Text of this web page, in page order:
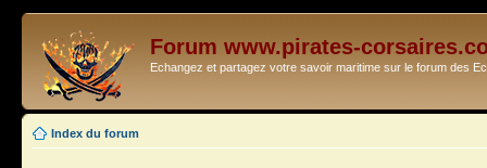
Forum www.pirates-
Echangez et partagez votre savoir maritime sur le forum des
Index du forum